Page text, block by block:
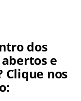
dos
e
Clique nos